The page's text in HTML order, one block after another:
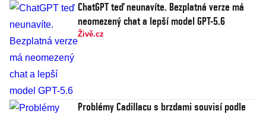
ChatGPT teď neunavíte. Bezplatná verze má
neomezený chat a lepší model GPT-5.6
Živě.cz
Problémy Cadillacu s brzdami souvisí podle